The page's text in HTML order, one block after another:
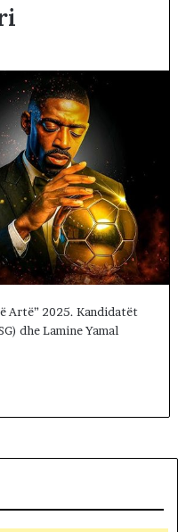
Artë” 2025. Kandidatët
dhe Lamine Yamal